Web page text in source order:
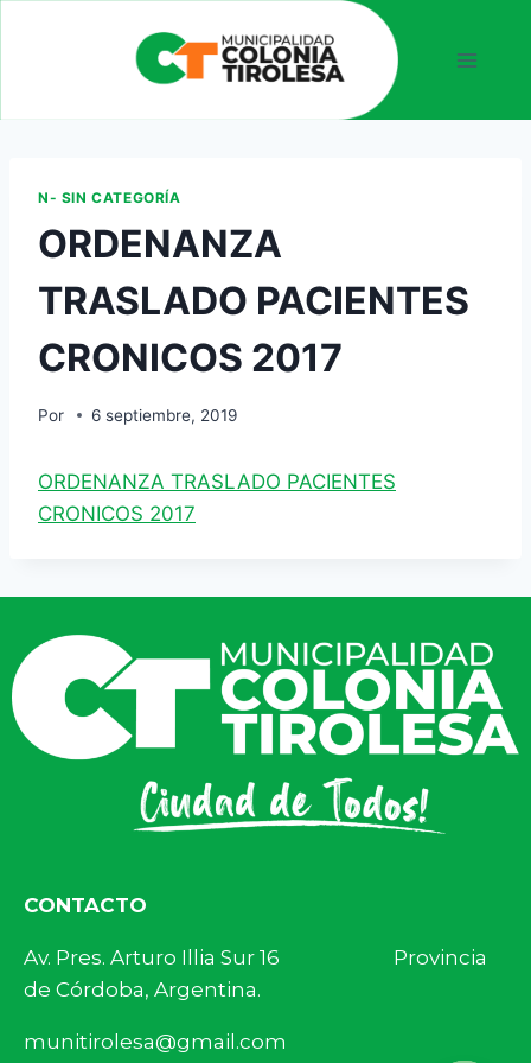
N- SIN CATEGORÍA
ORDENANZA
TRASLADO PACIENTES
CRONICOS 2017
Por 6 septiembre, 2019
ORDENANZA TRASLADO PACIENTES
CRONICOS 2017
CONTACTO
Av. Pres. Arturo Illia Sur 16 Provincia
de Córdoba, Argentina.
munitirolesa@gmail.com